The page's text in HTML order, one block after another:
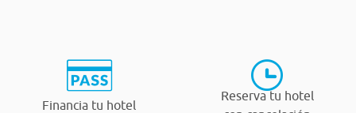
Financia tu hotel
Reserva tu hotel